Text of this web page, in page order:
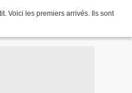
Voici les premiers arrivés. Ils sont